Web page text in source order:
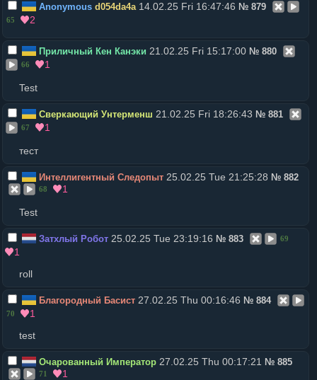
Anonymous d054da4a 14.02.25 Fri 16:47:46 № 879
65 2
Приличный Кен Канэки 21.02.25 Fri 15:17:00 № 880
66 1
Test
Сверкающий Унтерменш 21.02.25 Fri 18:26:43 № 881
67 1
тест
Интеллигентный Следопыт 25.02.25 Tue 21:25:28 № 882
68 1
Test
Затхлый Робот 25.02.25 Tue 23:19:16 № 883 69
1
roll
Благородный Басист 27.02.25 Thu 00:16:46 № 884
70
1
test
Очарованный Император 27.02.25 Thu 00:17:21 № 885
71 1